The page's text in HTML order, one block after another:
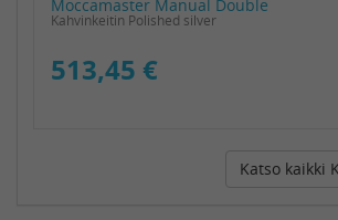
Moccamaster Manual Double
Kahvinkeitin Polished silver
513,45 €
Katso kaikki